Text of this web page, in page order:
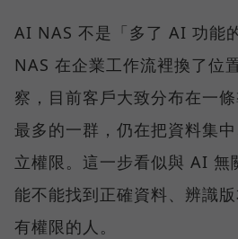
AI NAS 不是「多了 AI 功能
NAS 在企業工作流裡換了位
察，目前客戶大致分布在一
最多的一群，仍在把資料集
立權限。這一步看似與 AI 無
能不能找到正確資料、辨識
有權限的人。